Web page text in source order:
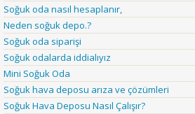
Soğuk oda nasıl hesaplanır,
Neden soğuk depo.?
Soğuk oda siparişi
Soğuk odalarda iddialıyız
Mini Soğuk Oda
Soğuk hava deposu arıza ve çözümleri
Soğuk Hava Deposu Nasıl Çalışır?